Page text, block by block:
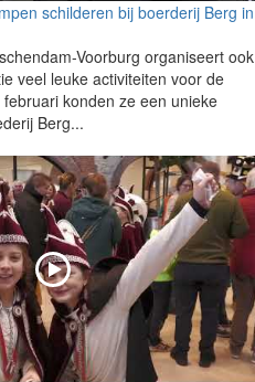
schilderen bij boerderij Berg in
Voorburg organiseert ook
veel leuke activiteiten voor de
konden ze een unieke
Berg...